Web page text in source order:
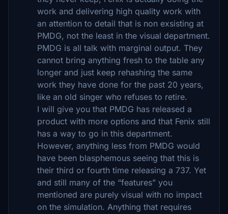
work and delivering high quality work with
an attention to detail that is non exsisting at
PMDG, not the least in the visual department.
PMDG is all talk with marginal output. They
cannot bring anything fresh to the table any
longer and just keep rehashing the same
work they have done for the past 20 years,
like an old singer who refuses to retire.
I will give you that PMDG has released a
product with more options and that Fenix still
has a way to go in this department.
However, anything less from PMDG would
have been blasphemous seeing that this is
their third or fourth time releasing a 737. Yet
and still many of the “features” you
mentioned are purely visual with no impact
on the simulation. Anything that requires